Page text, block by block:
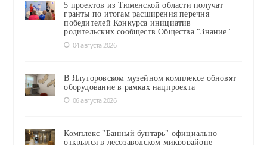
5 проектов из Тюменской области получат
гранты по итогам расширения перечня
победителей Конкурса инициатив
родительских сообществ Общества "Знание"
04 августа 2026
В Ялуторовском музейном комплексе обновят
оборудование в рамках нацпроекта
06 августа 2026
Комплекс "Банный бунтарь" официально
открылся в лесозаводском микрорайоне